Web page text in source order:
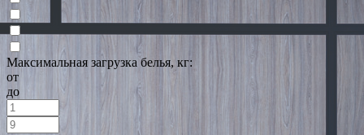
Максимальная загрузка белья, кг:
от
до